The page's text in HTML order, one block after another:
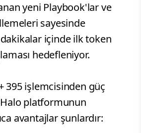
yeni Playbook'lar ve
sayesinde
içinde ilk token
hedefleniyor.
395 işlemcisinden güç
platformunun
avantajlar şunlardır: